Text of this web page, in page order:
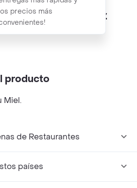
precios más
de su Miel - Ibarz
producto
Miel.
de Restaurantes
países